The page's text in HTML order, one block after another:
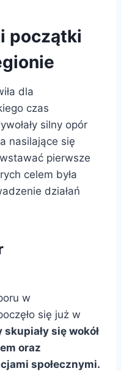
początki
dla
czas
silny opór
nasilające się
pierwsze
celem była
działań
w
się już w
się wokół
oraz
społecznymi.